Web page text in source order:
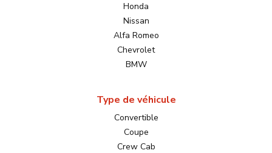
Honda
Nissan
Alfa Romeo
Chevrolet
BMW
Type de véhicule
Convertible
Coupe
Crew Cab